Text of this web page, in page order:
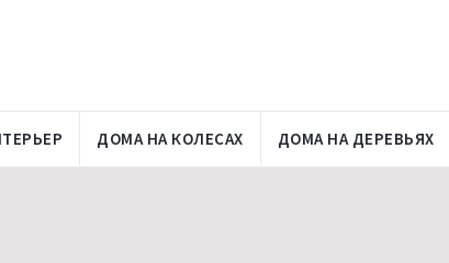
ДОМА НА КОЛЕСАХ ДОМА НА ДЕРЕВЬЯХ